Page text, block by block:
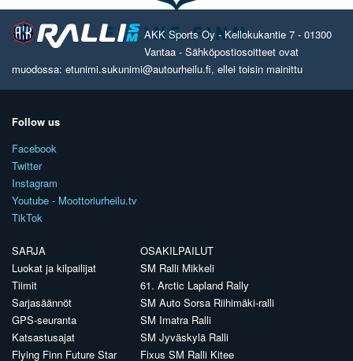
AKK Sports Oy - Kellokukantie 7 - 01300
Vantaa - Sähköpostiosoitteet ovat
muodossa: etunimi.sukunimi@autourheilu.fi, ellei toisin mainittu
Follow us
Facebook
Twitter
Instagram
Youtube - Moottoriurheilu.tv
TikTok
SARJA
Luokat ja kilpailijat
Tiimit
Sarjasäännöt
GPS-seuranta
Katsastusajat
Flying Finn Future Star
OSAKILPAILUT
SM Ralli Mikkeli
61. Arctic Lapland Rally
SM Auto Sorsa Riihimäki-ralli
SM Imatra Ralli
SM Jyväskylä Ralli
Fixus SM Ralli Kitee